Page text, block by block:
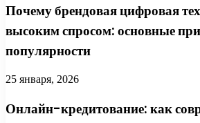
Почему брендовая цифровая
высоким спросом: основные
популярности
25 января, 2026
Онлайн-кредитование: как